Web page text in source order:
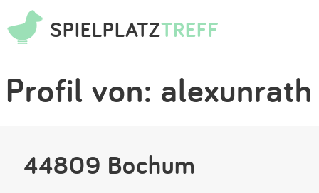
SPIELPLATZTREFF
Profil von: alexunrath
44809 Bochum